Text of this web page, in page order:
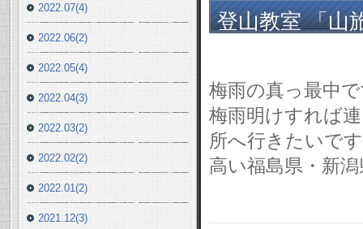
登山教室 「山
梅雨の真っ最中
梅雨明けすれば
所へ行きたいで
高い福島県・新
2022.07(4)
2022.06(2)
2022.05(4)
2022.04(3)
2022.03(2)
2022.02(2)
2022.01(2)
2021.12(3)